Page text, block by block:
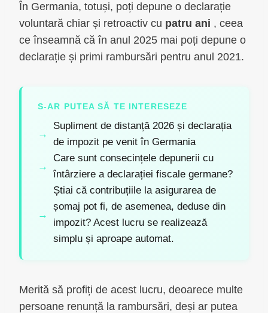
În Germania, totuși, poți depune o declarație
voluntară chiar și retroactiv cu patru ani , ceea
ce înseamnă că în anul 2025 mai poți depune o
declarație și primi rambursări pentru anul 2021.
S-AR PUTEA SĂ TE INTERESEZE
Supliment de distanță 2026 și declarația
de impozit pe venit în Germania
Care sunt consecințele depunerii cu
întârziere a declarației fiscale germane?
Știai că contribuțiile la asigurarea de
șomaj pot fi, de asemenea, deduse din
impozit? Acest lucru se realizează
simplu și aproape automat.
Merită să profiți de acest lucru, deoarece multe
persoane renunță la rambursări, deși ar putea